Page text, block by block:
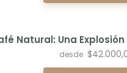
Natural: Una
desde